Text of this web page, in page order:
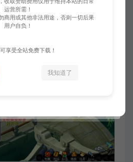
运营所需！
商用或其他非法用途，否则一切后果
用户自负！
享受全站免费下载！
我知道了